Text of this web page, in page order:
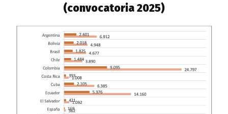
(convocatoria 2025)